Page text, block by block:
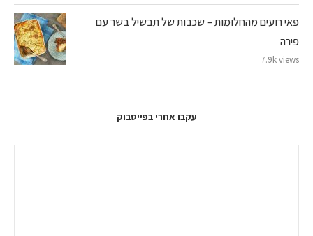
פאי רועים מהחלומות – שכבות של תבשיל בשר עם
פירה
7.9k views
עקבו אחרי בפייסבוק